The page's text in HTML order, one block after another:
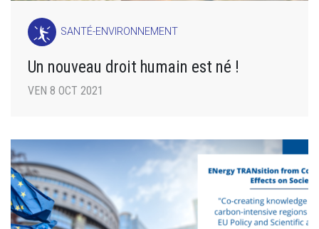
SANTÉ-ENVIRONNEMENT
Un nouveau droit humain est né !
VEN 8 OCT 2021